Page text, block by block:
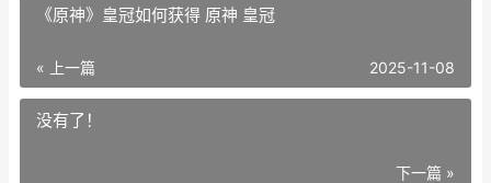
《原神》皇冠如何获得 原神 皇冠
« 上一篇 2025-11-08
没有了！
下一篇 »